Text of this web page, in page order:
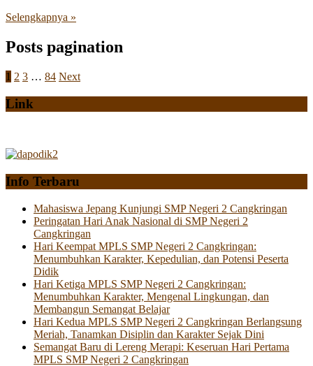
Selengkapnya »
Posts pagination
1 2 3 … 84 Next
Link
Info Terbaru
Mahasiswa Jepang Kunjungi SMP Negeri 2 Cangkringan
Peringatan Hari Anak Nasional di SMP Negeri 2
Cangkringan
Hari Keempat MPLS SMP Negeri 2 Cangkringan:
Menumbuhkan Karakter, Kepedulian, dan Potensi Peserta
Didik
Hari Ketiga MPLS SMP Negeri 2 Cangkringan:
Menumbuhkan Karakter, Mengenal Lingkungan, dan
Membangun Semangat Belajar
Hari Kedua MPLS SMP Negeri 2 Cangkringan Berlangsung
Meriah, Tanamkan Disiplin dan Karakter Sejak Dini
Semangat Baru di Lereng Merapi: Keseruan Hari Pertama
MPLS SMP Negeri 2 Cangkringan